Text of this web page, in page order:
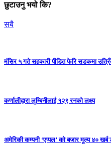
छुटाउनु भयो कि?
सबै
मंसिर ५ गते सहकारी पीडित फेरि सडकमा
कर्णालीद्वारा लुम्बिनीलाई १२९ रनको लक्ष्य
अमेरिकी कम्पनी ‘एप्पल’ को बजार मूल्य ४० खर्ब